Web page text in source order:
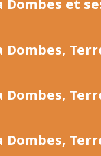
Dombes et
Dombes,
Dombes,
Dombes,